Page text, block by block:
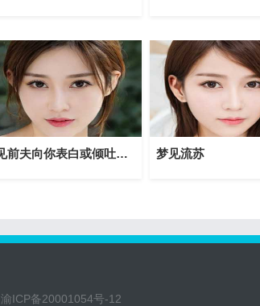
梦见前夫向你表白或倾吐衷肠什么寓意？ 梦见流苏
渝ICP备20001054号-12